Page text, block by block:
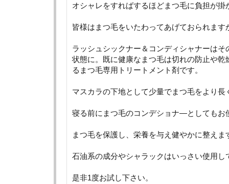
オシャレをすればするほどまつ毛に負担が掛
皆様はまつ毛をいたわってあげておられます
ラッシュシックナー＆コンディシャナーは
状態に。既に健康なまつ毛は切れの防止や乾
るまつ毛専用トリートメント剤です。
マスカラの下地として少量でまつ毛をより長
寝る前にまつ毛のコンデショナ―としてもお
まつ毛を保護し、栄養を与え健やかに整えま
石油系の成分やシャラックはいっさい使用し
是非1度お試し下さい。